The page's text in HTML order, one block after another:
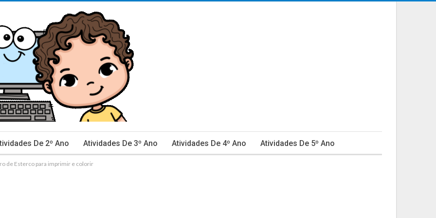
De 2º Ano Atividades De 3º Ano Atividades De 4º Ano Atividades De 5º Ano
De Caderno E Avaliação
de Esterco para imprimir e colorir